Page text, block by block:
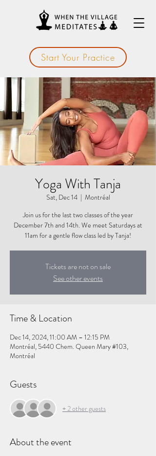
Start Your Practice
Yoga With Tanja
Sat, Dec 14
  |
Montréal
Join us for the last two classes of the year
December 7th and 14th. We meet Saturdays at
11am for a gentle flow class led by Tanja!
Tickets are not on sale
See other events
Time & Location
Dec 14, 2024, 11:00 AM – 12:15 PM
Montréal, 5440 Chem. Queen Mary #103,
Montréal
Guests
+ 2 other guests
About the event